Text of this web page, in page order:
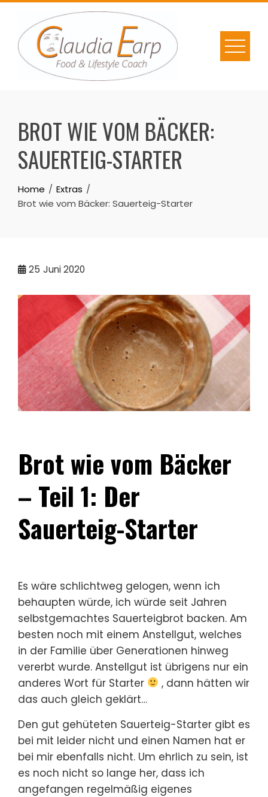
Skip
content
BROT WIE VOM BÄCKER:
SAUERTEIG-STARTER
Home
Extras
Brot wie vom Bäcker: Sauerteig-Starter
25 Juni 2020
Brot wie vom Bäcker
– Teil 1: Der
Sauerteig-Starter
Es wäre schlichtweg gelogen, wenn ich
behaupten würde, ich würde seit Jahren
selbstgemachtes Sauerteigbrot backen. Am
besten noch mit einem Anstellgut, welches
in der Familie über Generationen hinweg
vererbt wurde. Anstellgut ist übrigens nur ein
anderes Wort für Starter
, dann hätten wir
das auch gleich geklärt…
Den gut gehüteten Sauerteig-Starter gibt es
bei mit leider nicht und einen Namen hat er
bei mir ebenfalls nicht. Um ehrlich zu sein, ist
es noch nicht so lange her, dass ich
angefangen regelmäßig eigenes